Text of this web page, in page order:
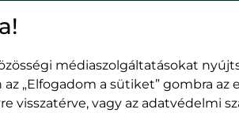
médiaszolgáltatásokat
„Elfogadom a sütiket” gombra
visszatérve, vagy az adatvédelmi